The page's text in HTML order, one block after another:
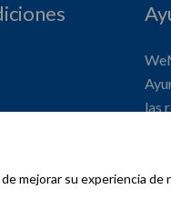
mejorar su experiencia de
las